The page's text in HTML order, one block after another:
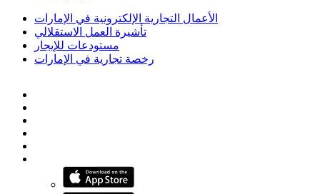
الأعمال التجارية الإلكترونية في الإمارات
تأشيرة العمل الاستقلالي
مستودعات للإيجار
رخصة تجارية في الإمارات